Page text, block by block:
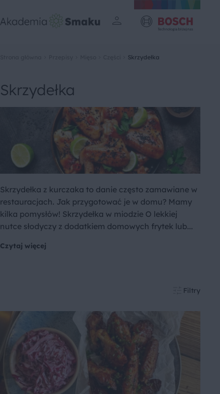
Skrzydełka
Skrzydełka
Skrzydełka z kurczaka to danie często zamawiane w
restauracjach. Jak przygotować je w domu? Mamy
kilka pomysłów! Skrzydełka w miodzie O lekkiej
nutce słodyczy z dodatkiem domowych frytek lub...
Czytaj więcej
Filtry